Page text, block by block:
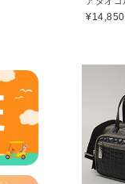
¥14,850